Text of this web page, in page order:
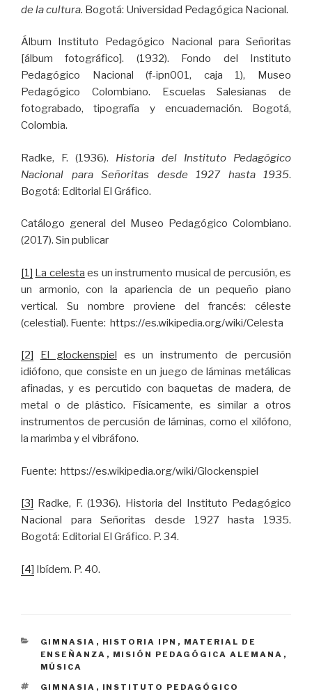
de la cultura. Bogotá: Universidad Pedagógica Nacional.
Álbum Instituto Pedagógico Nacional para Señoritas
[álbum fotográfico]. (1932). Fondo del Instituto
Pedagógico Nacional (f-ipn001, caja 1), Museo
Pedagógico Colombiano. Escuelas Salesianas de
fotograbado, tipografía y encuadernación. Bogotá,
Colombia.
Radke, F. (1936). Historia del Instituto Pedagógico
Nacional para Señoritas desde 1927 hasta 1935.
Bogotá: Editorial El Gráfico.
Catálogo general del Museo Pedagógico Colombiano.
(2017). Sin publicar
[1] La celesta es un instrumento musical de percusión, es
un armonio, con la apariencia de un pequeño piano
vertical. Su nombre proviene del francés: céleste
(celestial). Fuente: https://es.wikipedia.org/wiki/Celesta
[2] El glockenspiel
es un instrumento de percusión
idiófono, que consiste en un juego de láminas metálicas
afinadas, y es percutido con baquetas de madera, de
metal o de plástico. Físicamente, es similar a otros
instrumentos de percusión de láminas, como el xilófono,
la marimba y el vibráfono.
Fuente: https://es.wikipedia.org/wiki/Glockenspiel
[3]
Radke, F. (1936). Historia del Instituto Pedagógico
Nacional para Señoritas desde 1927 hasta 1935.
Bogotá: Editorial El Gráfico. P. 34.
[4] Ibídem. P. 40.
CATEGORÍAS
GIMNASIA , HISTORIA IPN , MATERIAL DE
ENSEÑANZA , MISIÓN PEDAGÓGICA ALEMANA ,
MÚSICA
ETIQUETAS
GIMNASIA , INSTITUTO PEDAGÓGICO